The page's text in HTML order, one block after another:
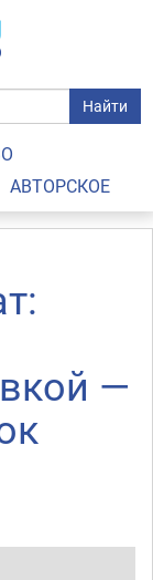
Найти
АВТОРСКОЕ
—